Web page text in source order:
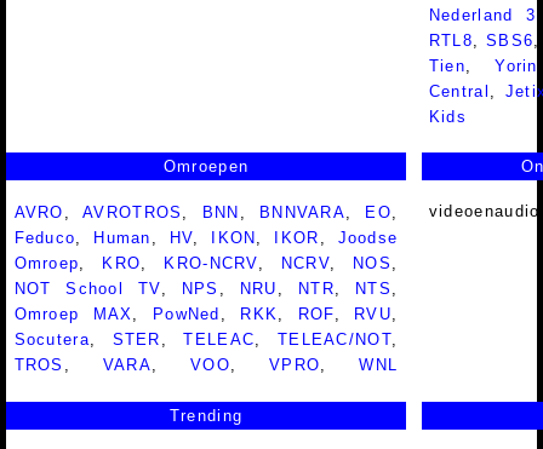
Nederland
RTL8 ,SBS6
Tien ,Yorin
Central
Kids
Omroepen
AVRO ,AVROTROS , BNN , BNNVARA, EO,
Feduco, Human , HV, IKON , IKOR , Joodse
Omroep, KRO, KRO-NCRV, NCRV, NOS ,
NOT School TV, NPS , NRU , NTR, NTS ,
Omroep MAX, PowNed , RKK, ROF, RVU,
Socutera, STER ,TELEAC, TELEAC/NOT,
TROS , VARA,VOO,VPRO,WNL
Trending